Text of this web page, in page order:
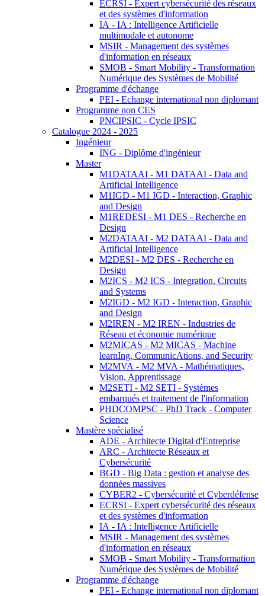
ECRSI - Expert cybersécurité des réseaux
et des systèmes d'information
IA - IA : Intelligence Artificielle
multimodale et autonome
MSIR - Management des systèmes
d'information en réseaux
SMOB - Smart Mobility - Transformation
Numérique des Systèmes de Mobilité
Programme d'échange
PEI - Echange international non diplomant
Programme non CES
PNCIPSIC - Cycle IPSIC
Catalogue 2024 - 2025
Ingénieur
ING - Diplôme d'ingénieur
Master
M1DATAAI - M1 DATAAI - Data and
Artificial Intelligence
M1IGD - M1 IGD - Interaction, Graphic
and Design
M1REDESI - M1 DES - Recherche en
Design
M2DATAAI - M2 DATAAI - Data and
Artificial Intelligence
M2DESI - M2 DES - Recherche en
Design
M2ICS - M2 ICS - Integration, Circuits
and Systems
M2IGD - M2 IGD - Interaction, Graphic
and Design
M2IREN - M2 IREN - Industries de
Réseau et économie numérique
M2MICAS - M2 MICAS - Machine
learnIng, CommunicAtions, and Security
M2MVA - M2 MVA - Mathématiques,
Vision, Apprentissage
M2SETI - M2 SETI - Systèmes
embarqués et traitement de l'information
PHDCOMPSC - PhD Track - Computer
Science
Mastère spécialisé
ADE - Architecte Digital d'Entreprise
ARC - Architecte Réseaux et
Cybersécurité
BGD - Big Data : gestion et analyse des
données massives
CYBER2 - Cybersécurité et Cyberdéfense
ECRSI - Expert cybersécurité des réseaux
et des systèmes d'information
IA - IA : Intelligence Artificielle
MSIR - Management des systèmes
d'information en réseaux
SMOB - Smart Mobility - Transformation
Numérique des Systèmes de Mobilité
Programme d'échange
PEI - Echange international non diplomant